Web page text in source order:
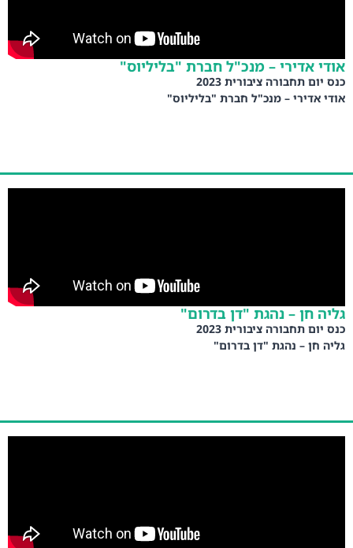
אודי אדירי – מנכ"ל חברת "בליליוס"
כנס יום תחבורה ציבורית 2023
אודי אדירי – מנכ"ל חברת "בליליוס"
גליה חן – נהגת "דן בדרום"
כנס יום תחבורה ציבורית 2023
גליה חן – נהגת "דן בדרום"